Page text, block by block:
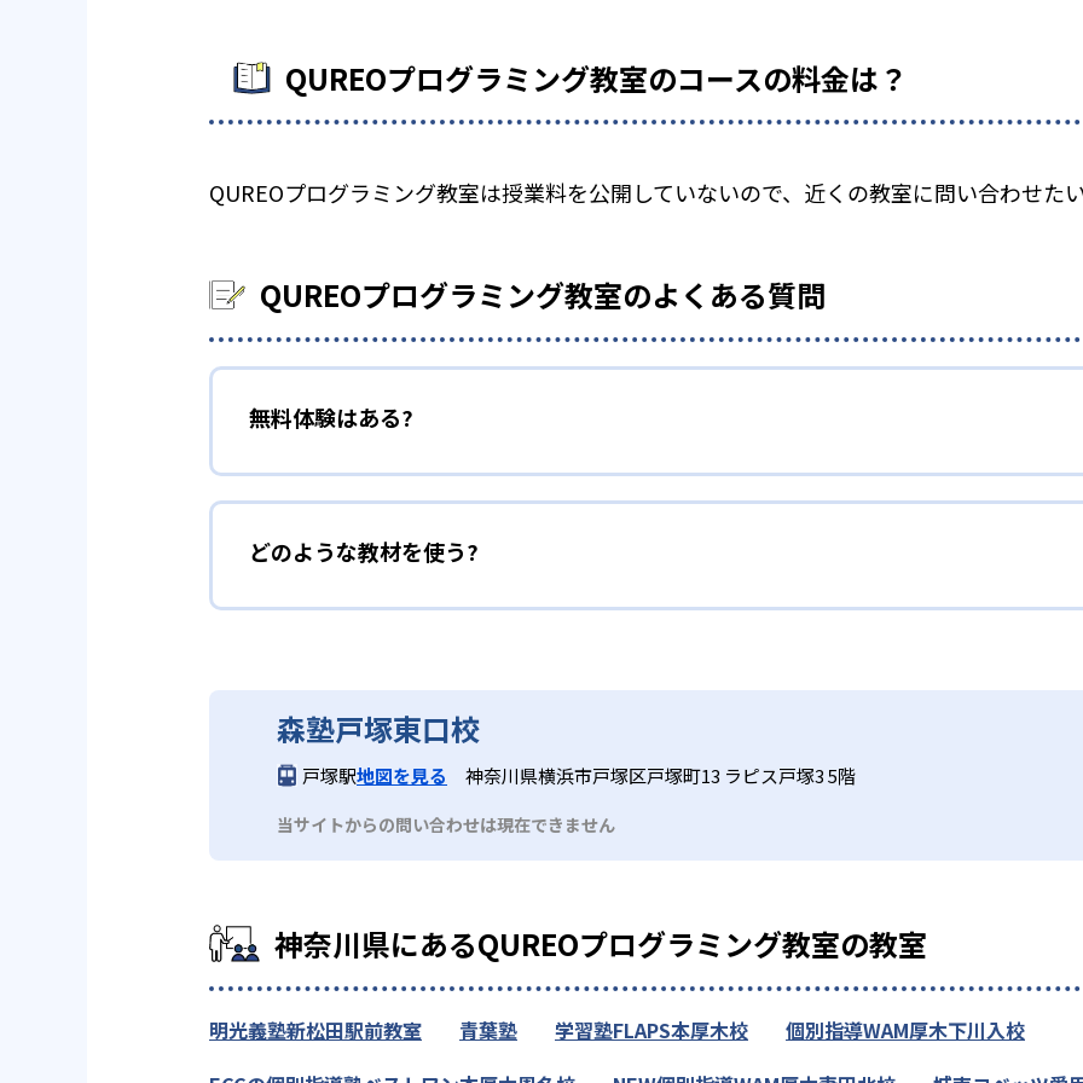
QUREOプログラミング教室のコースの料金は？
QUREOプログラミング教室は授業料を公開していないので、近くの教室に問い合わせた
QUREOプログラミング教室のよくある質問
無料体験はある?
どのような教材を使う?
森塾戸塚東口校
戸塚駅地図を見る 神奈川県横浜市戸塚区戸塚町13 ラピス戸塚3 5階
当サイトからの問い合わせは現在できません
神奈川県にあるQUREOプログラミング教室の教室
明光義塾新松田駅前教室 青葉塾 学習塾FLAPS本厚木校
個別指導WAM厚木下川入校